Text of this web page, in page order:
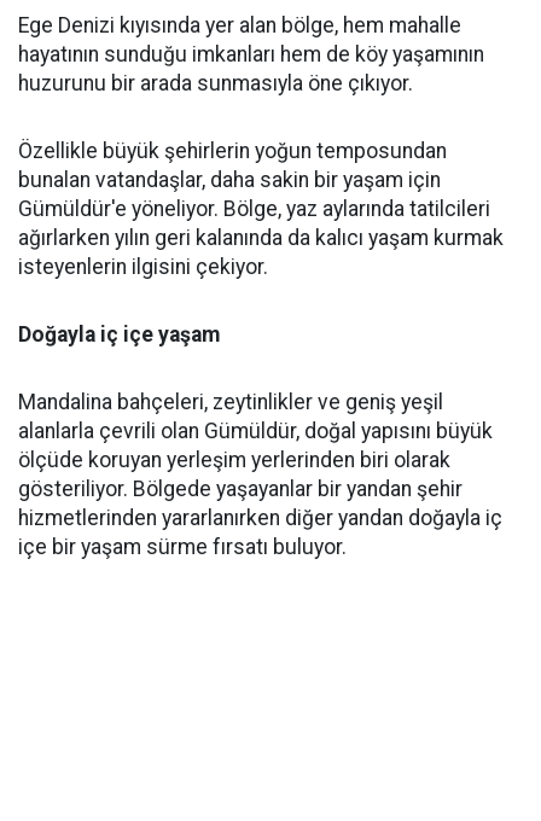
Ege Denizi kıyısında yer alan bölge, hem mahalle
hayatının sunduğu imkanları hem de köy yaşamının
huzurunu bir arada sunmasıyla öne çıkıyor.
Özellikle büyük şehirlerin yoğun temposundan
bunalan vatandaşlar, daha sakin bir yaşam için
Gümüldür'e yöneliyor. Bölge, yaz aylarında tatilcileri
ağırlarken yılın geri kalanında da kalıcı yaşam kurmak
isteyenlerin ilgisini çekiyor.
Doğayla iç içe yaşam
Mandalina bahçeleri, zeytinlikler ve geniş yeşil
alanlarla çevrili olan Gümüldür, doğal yapısını büyük
ölçüde koruyan yerleşim yerlerinden biri olarak
gösteriliyor. Bölgede yaşayanlar bir yandan şehir
hizmetlerinden yararlanırken diğer yandan doğayla iç
içe bir yaşam sürme fırsatı buluyor.